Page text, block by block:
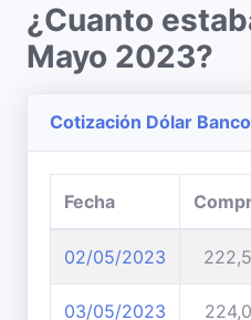
¿Cuanto
Mayo 2023?
Cotización Dólar
Fecha
02/05/2023
03/05/2023